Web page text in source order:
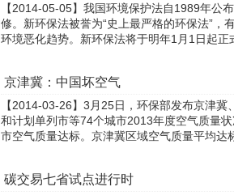
【2014-05-05】我国环境保护法自1989年公
修。新环保法被誉为“史上最严格的环保法”，
环境恶化趋势。新环保法将于明年1月1日起正
京津冀：中国坏空气
【2014-03-26】3月25日，环保部发布京津
和计划单列市等74个城市2013年度空气质量
市空气质量达标。京津冀区域空气质量平均达
碳交易七省试点进行时